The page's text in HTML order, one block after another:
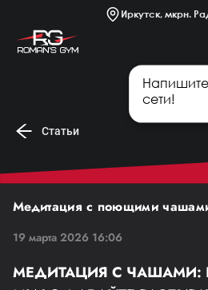
Иркутск, мкрн.
Платные
Статьи
Афиша
сети!
Статьи
Медитация с поющими
19 марта 2026 16:06
МЕДИТАЦИЯ С ЧАШАМИ: